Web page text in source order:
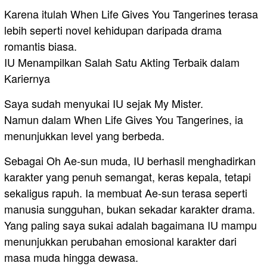
Karena itulah When Life Gives You Tangerines terasa
lebih seperti novel kehidupan daripada drama
romantis biasa.
IU Menampilkan Salah Satu Akting Terbaik dalam
Kariernya
Saya sudah menyukai IU sejak My Mister.
Namun dalam When Life Gives You Tangerines, ia
menunjukkan level yang berbeda.
Sebagai Oh Ae-sun muda, IU berhasil menghadirkan
karakter yang penuh semangat, keras kepala, tetapi
sekaligus rapuh. Ia membuat Ae-sun terasa seperti
manusia sungguhan, bukan sekadar karakter drama.
Yang paling saya sukai adalah bagaimana IU mampu
menunjukkan perubahan emosional karakter dari
masa muda hingga dewasa.